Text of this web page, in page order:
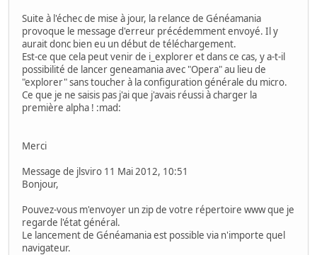
Suite à l'échec de mise à jour, la relance de Généamania
provoque le message d'erreur précédemment envoyé. Il y
aurait donc bien eu un début de téléchargement.
Est-ce que cela peut venir de i_explorer et dans ce cas, y a-t-il
possibilité de lancer geneamania avec "Opera" au lieu de
"explorer" sans toucher à la configuration générale du micro.
Ce que je ne saisis pas j'ai que j'avais réussi à charger la
première alpha ! :mad:
Merci
Message de jlsviro 11 Mai 2012, 10:51
Bonjour,
Pouvez-vous m'envoyer un zip de votre répertoire www que je
regarde l'état général.
Le lancement de Généamania est possible via n'importe quel
navigateur.